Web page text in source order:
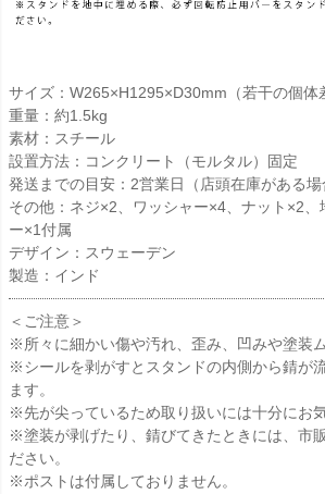
サイズ：W265×H1295×D30mm（若干の個体
重量：約1.5kg
素材：スチール
設置方法：コンクリート（モルタル）固定
発送までの目安：2営業日（店頭在庫がある場
その他：ネジ×2、ワッシャー×4、ナット×2
ー×1付属
デザイン：スウェーデン
製造：インド
＜ご注意＞
※所々に細かい傷や汚れ、歪み、凹みや塗装
※シールを剥がすとスタンドの内側から錆が
ます。
※先が尖っているため取り扱いには十分にお
※塗装が剥げたり、錆びてきたときには、市
ださい。
※ポストは付属しておりません。